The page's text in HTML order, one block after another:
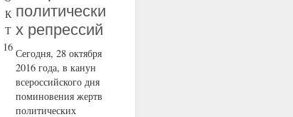
К
Т
16
политически
х репрессий
Сегодня, 28 октября
2016 года, в канун
всероссийского дня
поминовения жертв
политических